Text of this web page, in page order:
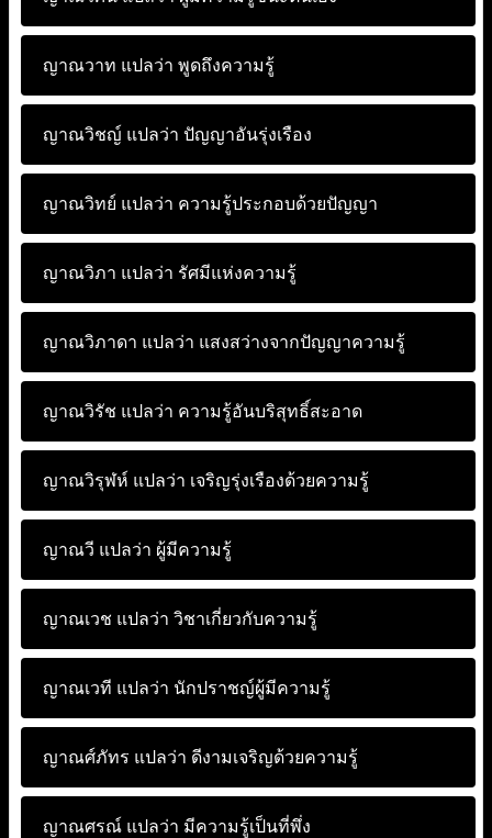
ญาณวาท แปลว่า พูดถึงความรู้
ญาณวิชญ์ แปลว่า ปัญญาอันรุ่งเรือง
ญาณวิทย์ แปลว่า ความรู้ประกอบด้วยปัญญา
ญาณวิภา แปลว่า รัศมีแห่งความรู้
ญาณวิภาดา แปลว่า แสงสว่างจากปัญญาความรู้
ญาณวิรัช แปลว่า ความรู้อันบริสุทธิ์สะอาด
ญาณวิรุฬห์ แปลว่า เจริญรุ่งเรืองด้วยความรู้
ญาณวี แปลว่า ผู้มีความรู้
ญาณเวช แปลว่า วิชาเกี่ยวกับความรู้
ญาณเวที แปลว่า นักปราชญ์ผู้มีความรู้
ญาณศ์ภัทร แปลว่า ดีงามเจริญด้วยความรู้
ญาณศรณ์ แปลว่า มีความรู้เป็นที่พึ่ง